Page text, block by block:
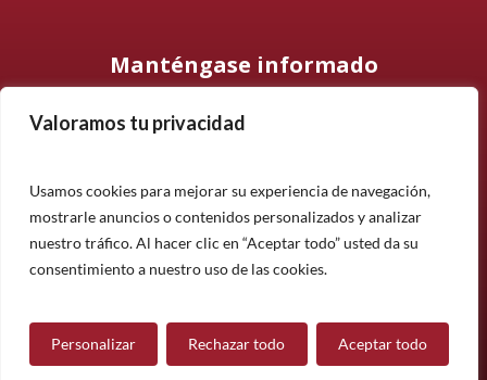
Valoramos tu privacidad
Usamos cookies para mejorar su experiencia de navegación,
mostrarle anuncios o contenidos personalizados y analizar
nuestro tráfico. Al hacer clic en “Aceptar todo” usted da su
consentimiento a nuestro uso de las cookies.
Personalizar Rechazar todo Aceptar todo
Manténgase informado
Suscríbase a nuestro boletín informativo y manténgase
noticias.
Suscríbete
¿Tiene alguna pregunta?
Contáctanos